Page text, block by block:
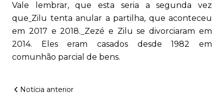
Vale lembrar, que esta seria a segunda vez
que Zilu tenta anular a partilha, que aconteceu
em 2017 e 2018. Zezé e Zilu se divorciaram em
2014. Eles eram casados desde 1982 em
comunhão parcial de bens.
Notícia anterior